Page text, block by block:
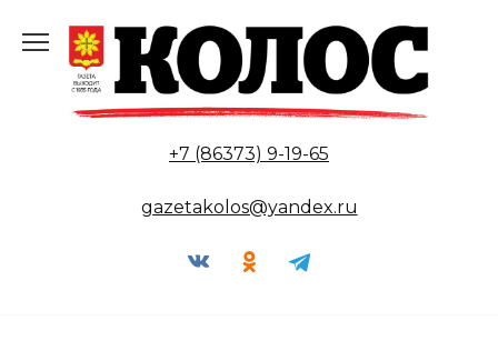
содержанию
+7 (86373) 9-19-65
gazetakolos@yandex.ru